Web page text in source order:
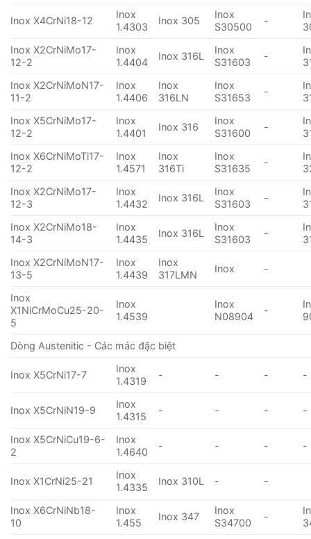
Inox X4CrNi18-12
Inox
1.4303
Inox 305
Inox
S30500
-
Inox X2CrNiMo17-
12-2
Inox
1.4404
Inox 316L
Inox
S31603
-
Inox X2CrNiMoN17-
11-2
Inox
1.4406
Inox
316LN
Inox
S31653
-
Inox X5CrNiMo17-
12-2
Inox
1.4401
Inox 316
Inox
S31600
-
Inox X6CrNiMoTi17-
12-2
Inox
1.4571
Inox
316Ti
Inox
S31635
-
Inox X2CrNiMo17-
12-3
Inox
1.4432
Inox 316L
Inox
S31603
-
Inox X2CrNiMo18-
14-3
Inox
1.4435
Inox 316L
Inox
S31603
-
Inox X2CrNiMoN17-
13-5
Inox
1.4439
Inox
317LMN
Inox -
Inox
X1NiCrMoCu25-20-
5
Inox
1.4539
Inox
N08904
-
Dòng Austenitic - Các mác đặc biệt
Inox X5CrNi17-7
Inox
1.4319
- - - -
Inox X5CrNiN19-9
Inox
1.4315
- - - -
Inox X5CrNiCu19-6-
2
Inox
1.4640
- - - -
Inox X1CrNi25-21
Inox
1.4335
Inox 310L - -
Inox X6CrNiNb18-
10
Inox
1.455
Inox 347
Inox
S34700
-